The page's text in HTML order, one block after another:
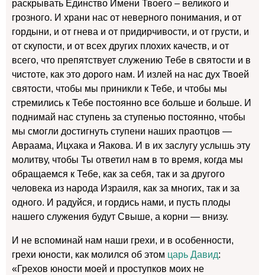
раскрывать Единство Имени Твоего – великого и
грозного. И храни нас от неверного понимания, и от
гордыни, и от гнева и от придирчивости, и от грусти, и
от скупости, и от всех других плохих качеств, и от
всего, что препятствует служению Тебе в святости и в
чистоте, как это дорого нам. И излей на нас дух Твоей
святости, чтобы мы приникли к Тебе, и чтобы мы
стремились к Тебе постоянно все больше и больше. И
поднимай нас ступень за ступенью постоянно, чтобы
мы смогли достигнуть ступени наших праотцов —
Авраама, Ицхака и Яакова. И в их заслугу услышь эту
молитву, чтобы Ты ответил нам в то время, когда мы
обращаемся к Тебе, как за себя, так и за другого
человека из народа Израиля, как за многих, так и за
одного. И радуйся, и гордись нами, и пусть плоды
нашего служения будут Свыше, а корни — внизу.
И не вспоминай нам наши грехи, и в особенности,
грехи юности, как молился об этом царь Давид:
«Грехов юности моей и проступков моих не